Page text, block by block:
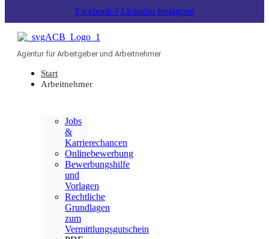
Facebook-f Linkedin Instagram
Agentur für Arbeitgeber und Arbeitnehmer
Start
Arbeitnehmer
Jobs
&
Karrierechancen
Onlinebewerbung
Bewerbungshilfe
und
Vorlagen
Rechtliche
Grundlagen
zum
Vermittlungsgutschein